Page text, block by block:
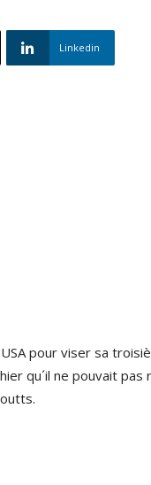
Linkedin
pour viser sa
qu´il ne pouvait